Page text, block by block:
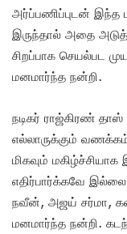
அர்ப்பணிப்புடன் இந்த
இருந்தால் அதை
சிறப்பாக செயல்பட
மனமார்ந்த நன்றி.
நடிகர் ராஜ்கிரண் தாஸ்
எல்லாருக்கும்
மிகவும்
எதிர்பார்க்கவே
நவீன், அஜய் சர்மா,
மனமார்ந்த நன்றி.